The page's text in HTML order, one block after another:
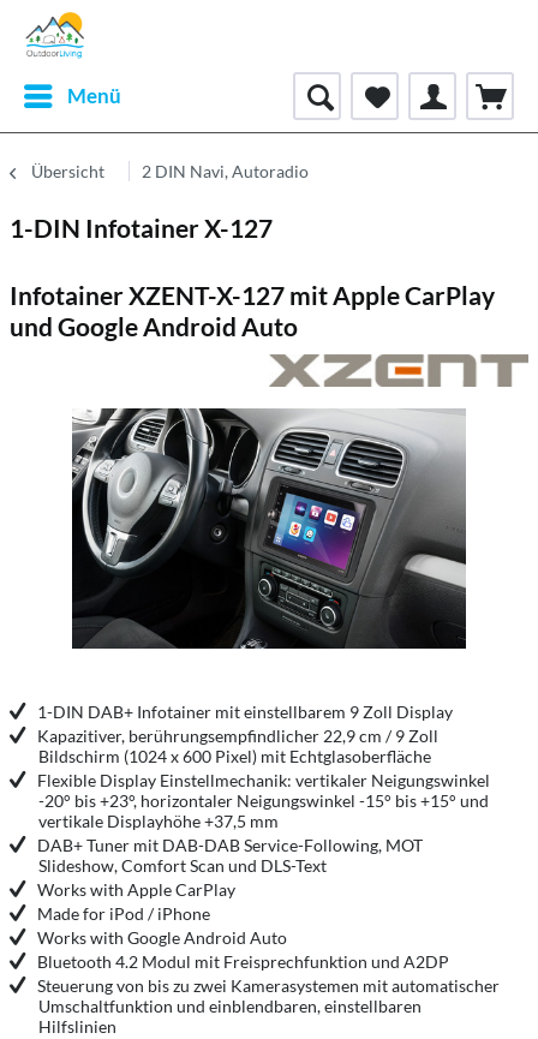
Menü
Übersicht 2 DIN Navi, Autoradio
1-DIN Infotainer X-127
Infotainer XZENT-X-127 mit Apple CarPlay
und Google Android Auto
1-DIN DAB+ Infotainer mit einstellbarem 9 Zoll Display
Kapazitiver, berührungsempfindlicher 22,9 cm / 9 Zoll
Bildschirm (1024 x 600 Pixel) mit Echtglasoberfläche
Flexible Display Einstellmechanik: vertikaler Neigungswinkel
-20° bis +23°, horizontaler Neigungswinkel -15° bis +15° und
vertikale Displayhöhe +37,5 mm
DAB+ Tuner mit DAB-DAB Service-Following, MOT
Slideshow, Comfort Scan und DLS-Text
Works with Apple CarPlay
Made for iPod / iPhone
Works with Google Android Auto
Bluetooth 4.2 Modul mit Freisprechfunktion und A2DP
Steuerung von bis zu zwei Kamerasystemen mit automatischer
Umschaltfunktion und einblendbaren, einstellbaren
Hilfslinien